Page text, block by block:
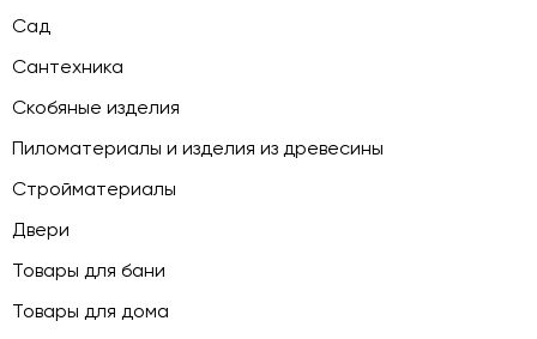
Сад
Сантехника
Скобяные изделия
Пиломатериалы и изделия из древесины
Стройматериалы
Двери
Товары для бани
Товары для дома